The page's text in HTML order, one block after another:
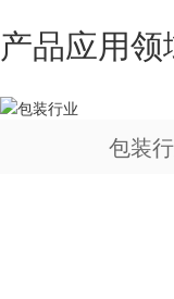
产品应用领
包装